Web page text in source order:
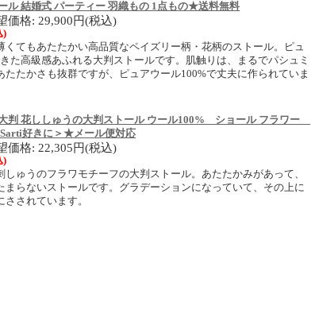
ル 結婚式 パーティー 羽織もの 1点もの★送料無料
価格: 29,900円(税込)
)
くてもあたたかい高品質なペイズリー柄・花柄のストール。ピュ
た高級感あふれる大判ストールです。肌触りは、まるでパシュミ
たたかさも抜群ですが、ピュアウール100%で丈夫に作られていま
大判 花ししゅうの大判ストール ウール100% ショール フラワー
好きに＞★メール便対応
価格: 22,305円(税込)
)
しゅうのフラワモチーフの大判ストール。あたたかみがあって、
まらないストールです。グラデーションになっていて、その上に
されています。